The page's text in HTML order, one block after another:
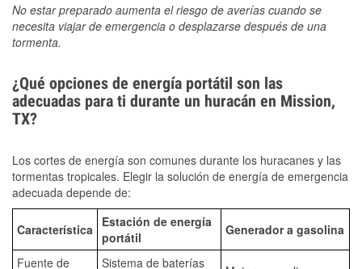
No estar preparado aumenta el riesgo de averías cuando se
necesita viajar de emergencia o desplazarse después de una
tormenta.
¿Qué opciones de energía portátil son las
adecuadas para ti durante un huracán en Mission,
TX?
Los cortes de energía son comunes durante los huracanes y las
tormentas tropicales. Elegir la solución de energía de emergencia
adecuada depende de:
Característica
Estación de energía
portátil
Generador a gasolina
Fuente de Sistema de baterías